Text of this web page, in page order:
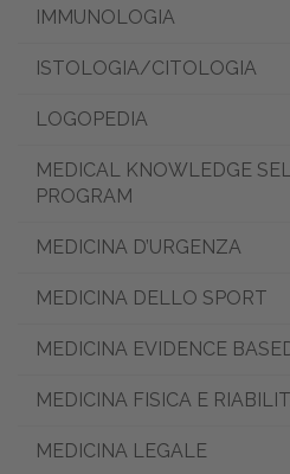
IMMUNOLOGIA
ISTOLOGIA/CITOLOGIA
LOGOPEDIA
MEDICAL KNOWLEDGE
PROGRAM
MEDICINA D’URGENZA
MEDICINA DELLO SPORT
MEDICINA EVIDENCE
MEDICINA FISICA E
MEDICINA LEGALE